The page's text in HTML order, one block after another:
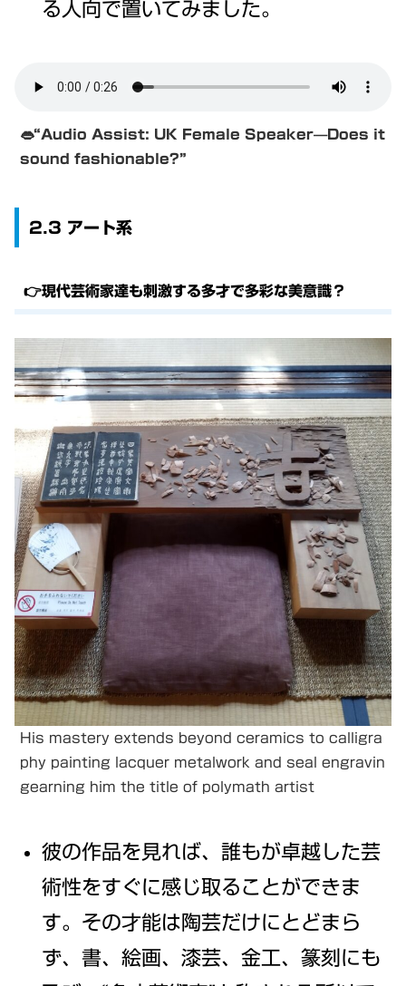
る人向で置いてみました。
👄“Audio Assist: UK Female Speaker—Does it
sound fashionable?”
2.3 アート系
👉現代芸術家達も刺激する多才で多彩な美意識？
His mastery extends beyond ceramics to calligra
phy painting lacquer metalwork and seal engravin
gearning him the title of polymath artist
彼の作品を見れば、誰もが卓越した芸
術性をすぐに感じ取ることができま
す。その才能は陶芸だけにとどまら
ず、書、絵画、漆芸、金工、篆刻にも